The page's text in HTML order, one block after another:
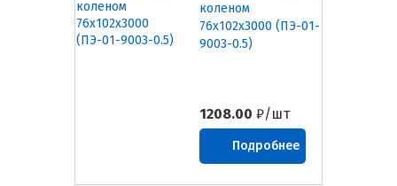
коленом
76х102х3000 (ПЭ-01-
9003-0.5)
1208.00 ₽/шт
Подробнее